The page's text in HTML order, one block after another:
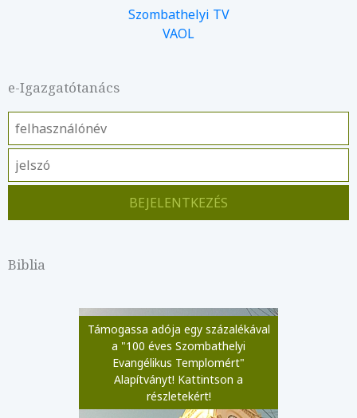
Szombathelyi TV
VAOL
e-Igazgatótanács
Biblia
Támogassa adója egy százalékával
a "100 éves Szombathelyi
Evangélikus Templomért"
Alapítványt! Kattintson a
részletekért!